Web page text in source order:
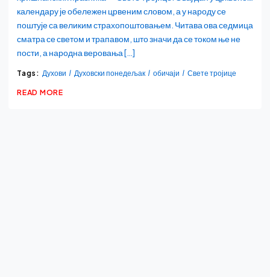
календару је обележен црвеним словом, а у народу се
поштује са великим страхопоштовањем. Читава ова седмица
сматра се светом и трапавом, што значи да се током ње не
пости, а народна веровања […]
Tags: Духови Духовски понедељак обичаји Свете тројице
READ MORE